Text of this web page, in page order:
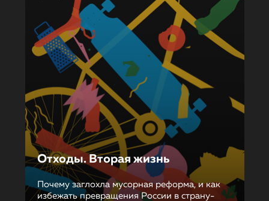
Отходы. Вторая жизнь
Почему заглохла мусорная реформа, и как
избежать превращения России в страну-